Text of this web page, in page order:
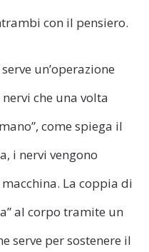
con il pensiero.
un’operazione
che una volta
come spiega il
i nervi vengono
La coppia di
al corpo tramite un
serve per sostenere il